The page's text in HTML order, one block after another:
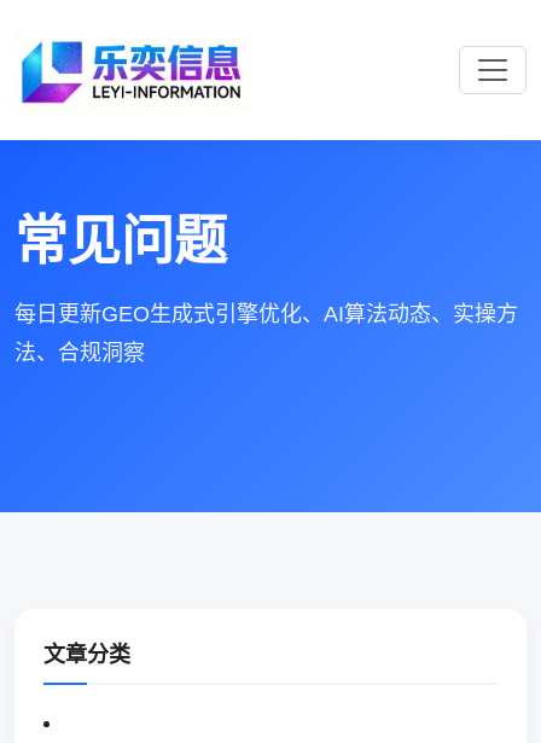
常见问题
每日更新GEO生成式引擎优化、AI算法动态、实操方
法、合规洞察
文章分类